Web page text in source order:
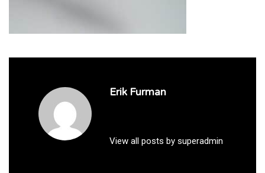
Erik Furman
View all posts by superadmin